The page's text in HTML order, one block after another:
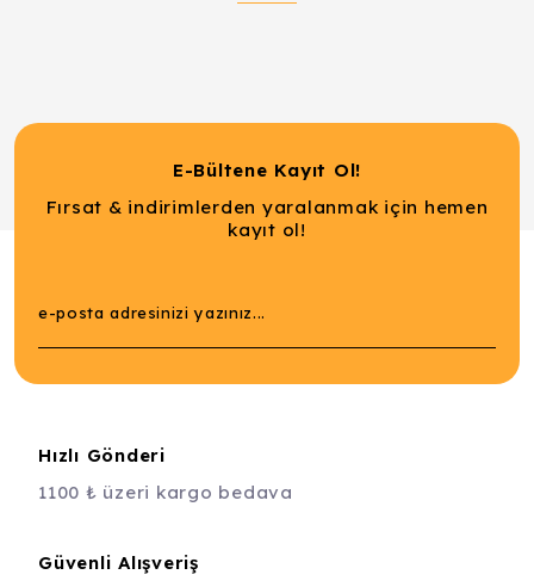
E-Bültene Kayıt Ol!
Fırsat & indirimlerden yaralanmak için hemen
kayıt ol!
Hızlı Gönderi
1100 ₺ üzeri kargo bedava
Güvenli Alışveriş